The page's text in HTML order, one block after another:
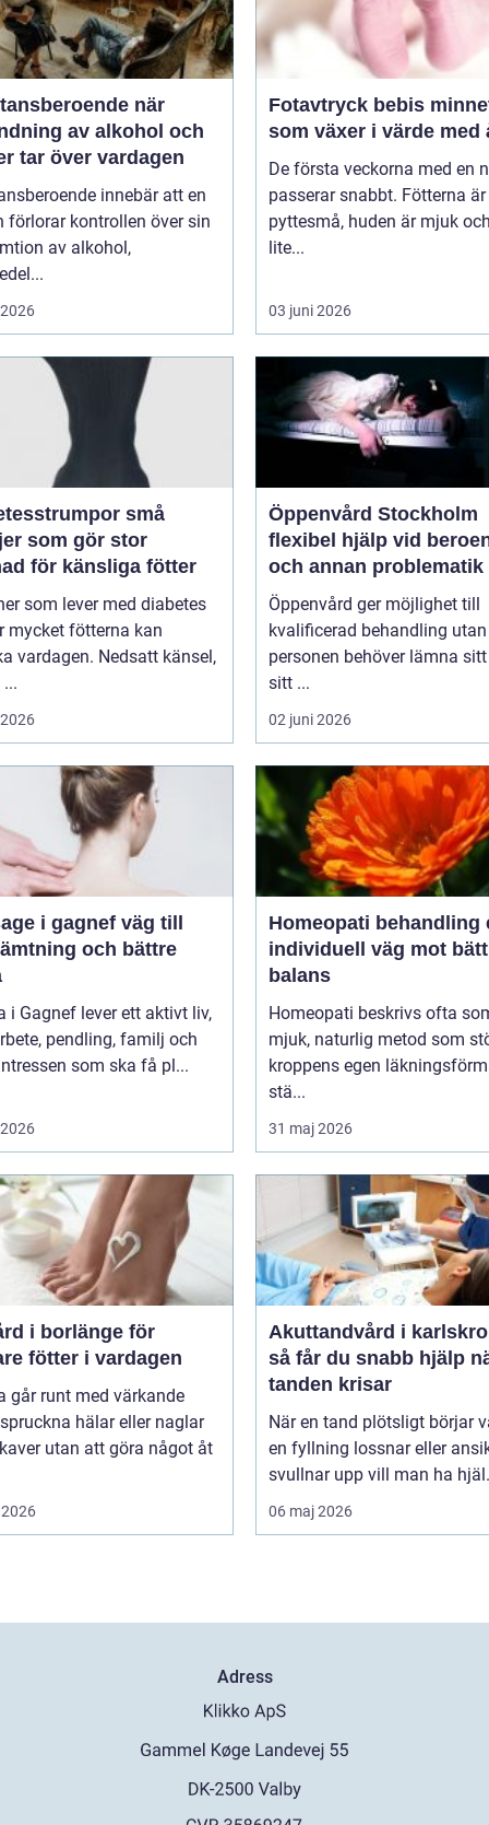
när
av alkohol och
tar över vardagen
innebär att en
förlorar kontrollen över sin
av alkohol,
Fotavtryck bebis minnet
som växer i värde med
De första veckorna med en
passerar snabbt. Fötterna är
pyttesmå, huden är mjuk
lite...
03 juni 2026
små
som gör stor
för känsliga fötter
som lever med diabetes
mycket fötterna kan
vardagen. Nedsatt känsel,
Öppenvård Stockholm
flexibel hjälp vid
och annan problematik
Öppenvård ger möjlighet till
kvalificerad behandling
personen behöver lämna
sitt ...
02 juni 2026
i gagnef väg till
och bättre
i Gagnef lever ett aktivt liv,
pendling, familj och
som ska få pl...
Homeopati behandling en
individuell väg mot
balans
Homeopati beskrivs ofta
mjuk, naturlig metod som
kroppens egen
stä...
31 maj 2026
i borlänge för
fötter i vardagen
går runt med värkande
hälar eller naglar
utan att göra något åt
Akuttandvård i
så får du snabb hjälp
tanden krisar
När en tand plötsligt börjar
en fyllning lossnar eller
svullnar upp vill man ha
06 maj 2026
Adress